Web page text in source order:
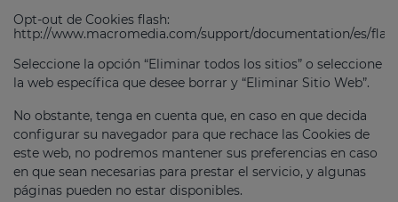
Opt-out de Cookies flash:
http://www.macromedia.com/support/documentation/es/
Seleccione la opción “Eliminar todos los sitios” o seleccione
la web específica que desee borrar y “Eliminar Sitio Web”.
No obstante, tenga en cuenta que, en caso en que decida
configurar su navegador para que rechace las Cookies de
este web, no podremos mantener sus preferencias en caso
en que sean necesarias para prestar el servicio, y algunas
páginas pueden no estar disponibles.